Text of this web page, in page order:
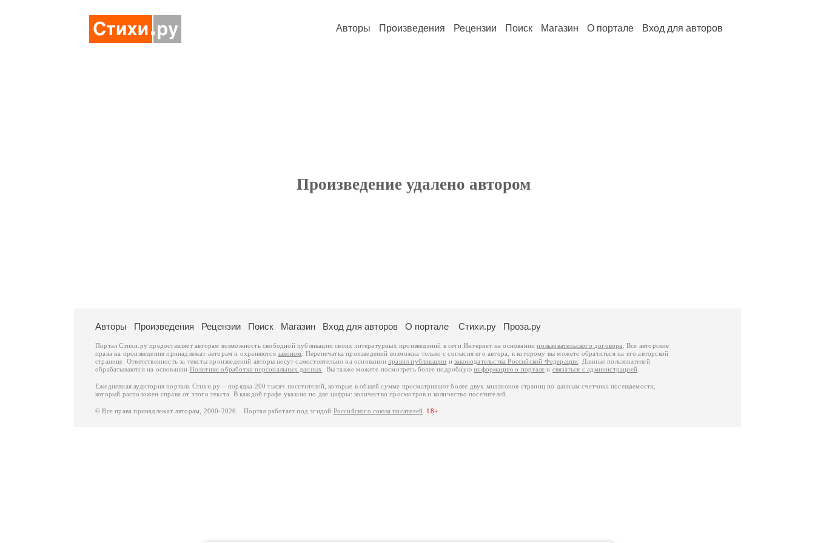
Авторы Произведения Рецензии Поиск Магазин О портале Вход для авторов
Произведение удалено автором
Авторы Произведения Рецензии Поиск Магазин Вход для авторов О портале Стихи.ру Проза.ру
Портал Стихи.ру предоставляет авторам возможность свободной публикации своих литературных произведений в сети Интернет на основаниипользовательского договора
. Все авторские
права на произведения принадлежат авторам и охраняются законом . Перепечатка произведений возможна только с согласия его автора, к которому вы можете обратиться на его авторской
странице. Ответственность за тексты произведений авторы несут самостоятельно на основанииправил публикации изаконодательства Российской Федерации . Данные пользователей
обрабатываются на основании Политики обработки персональных данных . Вы также можете посмотреть более подробнуюинформацию о портале и связаться с администрацией
Ежедневная аудитория портала Стихи.ру – порядка 200 тысяч посетителей, которые в общей сумме просматривают более двух миллионов страниц по данным счетчика посещаемости,
который расположен справа от этого текста. В каждой графе указано по две цифры: количество просмотров и количество посетителей.
© Все права принадлежат авторам, 2000-2026. Портал работает под эгидой Российского союза писателей 18+